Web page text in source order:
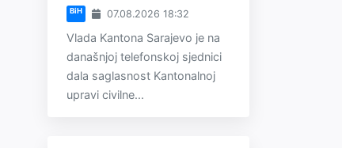
BiH 07.08.2026 18:32
Vlada Kantona Sarajevo je na
današnjoj telefonskoj sjednici
dala saglasnost Kantonalnoj
upravi civilne...